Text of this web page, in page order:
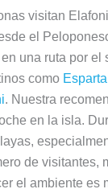
visitan
el
una ruta por el
como Esparta
. Nuestra
en la isla.
de visitantes,
el ambiente es